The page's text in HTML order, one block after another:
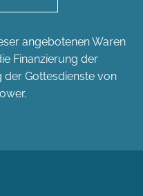
angebotenen Waren
Finanzierung der
Gottesdienste von